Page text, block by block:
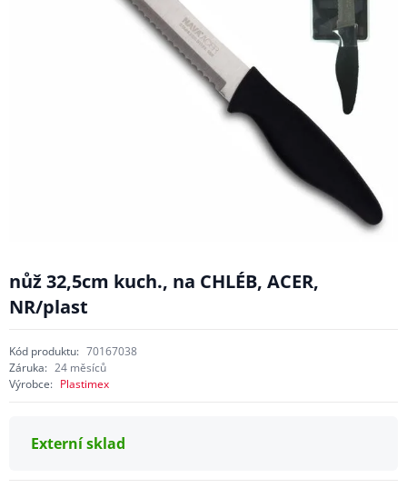
nůž 32,5cm kuch., na CHLÉB, ACER,
NR/plast
Kód produktu: 70167038
Záruka: 24 měsíců
Výrobce: Plastimex
Externí sklad